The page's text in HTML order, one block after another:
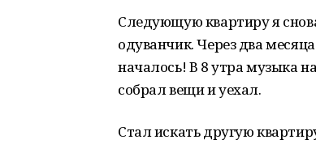
Следующую квартиру я
одуванчик. Через два
началось! В 8 утра музыка
собрал вещи и уехал.
Стал искать другую